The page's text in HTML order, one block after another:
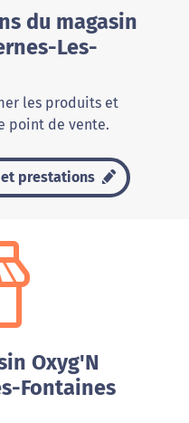
du magasin
Les-
les produits et
point de vente.
prestations
Oxyg'N
Fontaines